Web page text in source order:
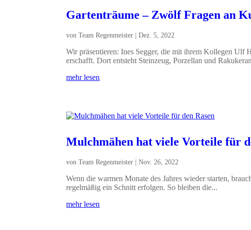
Gartenträume – Zwölf Fragen an
vonTeam Regenmeister |Dez. 5, 2022
Wir präsentieren: Ines Segger, die mit ihrem Kollegen Ulf
erschafft. Dort entsteht Steinzeug, Porzellan und
mehr lesen
Mulchmähen hat viele Vorteile für
vonTeam Regenmeister |Nov. 26, 2022
Wenn die warmen Monate des Jahres wieder starten,
regelmäßig ein Schnitt erfolgen. So bleiben die...
mehr lesen